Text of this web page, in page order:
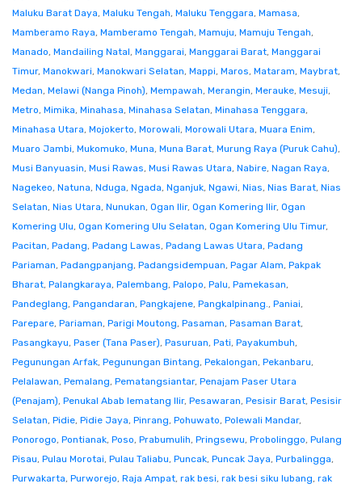
Maluku Barat Daya, Maluku Tengah, Maluku Tenggara, Mamasa,
Mamberamo Raya, Mamberamo Tengah, Mamuju, Mamuju Tengah,
Manado, Mandailing Natal, Manggarai, Manggarai Barat, Manggarai
Timur, Manokwari, Manokwari Selatan, Mappi, Maros, Mataram, Maybrat,
Medan, Melawi (Nanga Pinoh), Mempawah, Merangin, Merauke, Mesuji,
Metro, Mimika, Minahasa, Minahasa Selatan, Minahasa Tenggara,
Minahasa Utara, Mojokerto, Morowali, Morowali Utara, Muara Enim,
Muaro Jambi, Mukomuko, Muna, Muna Barat, Murung Raya (Puruk Cahu),
Musi Banyuasin, Musi Rawas, Musi Rawas Utara, Nabire, Nagan Raya,
Nagekeo, Natuna, Nduga, Ngada, Nganjuk, Ngawi, Nias, Nias Barat, Nias
Selatan, Nias Utara, Nunukan, Ogan Ilir, Ogan Komering Ilir, Ogan
Komering Ulu, Ogan Komering Ulu Selatan, Ogan Komering Ulu Timur,
Pacitan, Padang, Padang Lawas, Padang Lawas Utara, Padang
Pariaman, Padangpanjang, Padangsidempuan, Pagar Alam, Pakpak
Bharat, Palangkaraya, Palembang, Palopo, Palu, Pamekasan,
Pandeglang, Pangandaran, Pangkajene, Pangkalpinang., Paniai,
Parepare, Pariaman, Parigi Moutong, Pasaman, Pasaman Barat,
Pasangkayu, Paser (Tana Paser), Pasuruan, Pati, Payakumbuh,
Pegunungan Arfak, Pegunungan Bintang, Pekalongan, Pekanbaru,
Pelalawan, Pemalang, Pematangsiantar, Penajam Paser Utara
(Penajam), Penukal Abab lematang Ilir, Pesawaran, Pesisir Barat, Pesisir
Selatan, Pidie, Pidie Jaya, Pinrang, Pohuwato, Polewali Mandar,
Ponorogo, Pontianak, Poso, Prabumulih, Pringsewu, Probolinggo, Pulang
Pisau, Pulau Morotai, Pulau Taliabu, Puncak, Puncak Jaya, Purbalingga,
Purwakarta, Purworejo, Raja Ampat, rak besi, rak besi siku lubang, rak